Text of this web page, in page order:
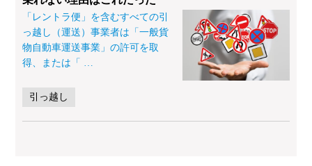
「レントラ便」を含むすべての引
っ越し（運送）事業者は「一般貨
物自動車運送事業」の許可を取
得、または「
引っ越し